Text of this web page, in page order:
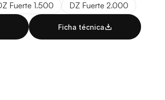
Fuerte 1.500 DZ Fuerte 2.000
Ficha técnica